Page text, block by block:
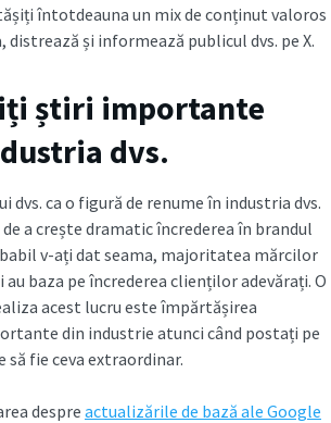
întotdeauna un mix de conținut valoros
distrează și informează publicul dvs. pe X.
știri importante
dvs.
dvs. ca o figură de renume în industria dvs.
a crește dramatic încrederea în brandul
v-ați dat seama, majoritatea mărcilor
au baza pe încrederea clienților adevărați. O
acest lucru este împărtășirea
din industrie atunci când postați pe
fie ceva extraordinar.
despre actualizările de bază ale Google